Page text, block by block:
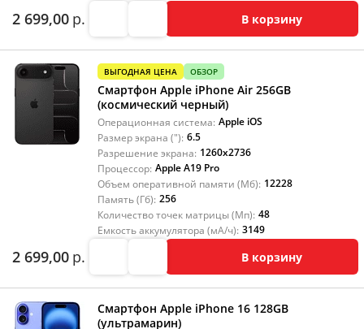
2 699,00 р. В корзину
ВЫГОДНАЯ ЦЕНА ОБЗОР
Смартфон Apple iPhone Air 256GB
(космический черный)
Операционная система: Apple iOS
Размер экрана ("): 6.5
Разрешение экрана: 1260x2736
Процессор: Apple A19 Pro
Объем оперативной памяти (Мб): 12228
Память (Гб): 256
Количество точек матрицы (Мп): 48
Емкость аккумулятора (мА/ч): 3149
2 699,00 р. В корзину
Смартфон Apple iPhone 16 128GB
(ультрамарин)